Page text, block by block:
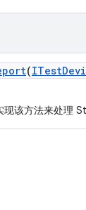
(ITest
该方法来处理